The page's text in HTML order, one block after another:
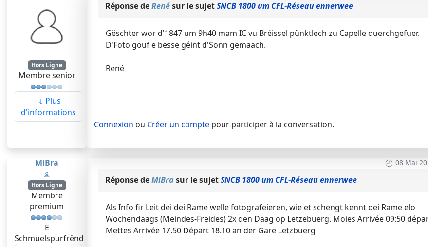
Hors Ligne
Membre senior
Plus
d'informations
Réponse deRenésur le sujetSNCB 1800 um CFL-Réseau ennerwee
Gëschter wor d'1847 um 9h40 mam IC vu Bréissel pünktlech zu Capelle duerchgefuer.
D'Foto gouf e bësse géint d'Sonn gemaach.
René
Connexion ou Créer un comptepour participer à la conversation.
MiBra
Hors Ligne
Membre
premium
E
Schmuelspurfrënd
08 Mai
Réponse deMiBra sur le sujetSNCB 1800 um CFL-Réseau ennerwee
Als Info fir Leit dei dei Rame welle fotografeieren, wie et schengt kennt dei Rame elo
Wochendaags (Meindes-Freides) 2x den Daag op Letzebuerg. Moies Arrivée 09:50
Mettes Arrivée 17.50 Départ 18.10 an der Gare Letzbuerg